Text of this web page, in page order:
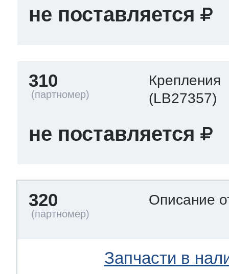
не поставляется
310
Крепления
(LB27357)
не поставляется
320 Описание
Запчасти в